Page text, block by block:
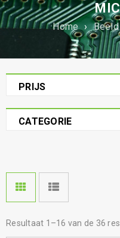
Home ›
PRIJS
CATEGORIE
Resultaat 1–16 van de 36